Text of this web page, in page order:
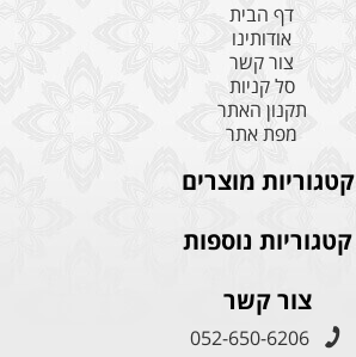
דף הבית
אודותינו
צור קשר
סל קניות
תקנון האתר
מפת אתר
קטגוריות מוצרים
קטגוריות נוספות
צור קשר
052-650-6206